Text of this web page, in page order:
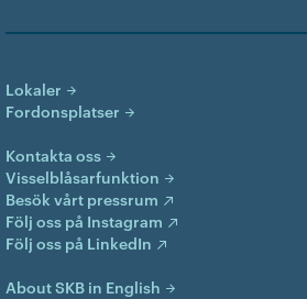
Lokaler
Fordonsplatser
Kontakta oss
Visselblåsarfunktion
Besök vårt pressrum
Följ oss på Instagram
Följ oss på LinkedIn
About SKB in English